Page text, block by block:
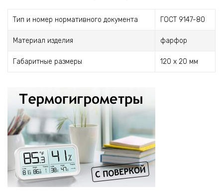
Тип и номер нормативного документа ГОСТ 9147-80
Материал изделия фарфор
Габаритные размеры 120 х 20 мм